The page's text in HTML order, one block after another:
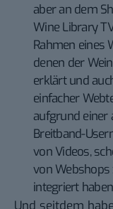
aber an dem
Wine Library
Rahmen eines
denen der
erklärt und
einfacher
aufgrund einer
Breitband-
von Videos,
von Webshops
integriert